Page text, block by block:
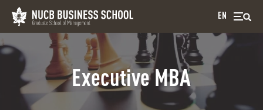
EN
Executive MBA